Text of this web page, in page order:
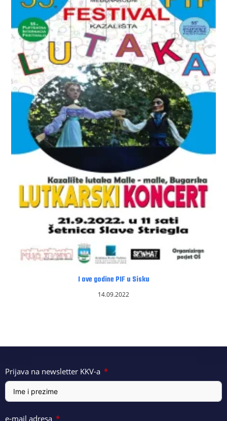
I ove godine PIF u Sisku
14.09.2022
Prijava na newsletter KKV-a
e-mail adresa